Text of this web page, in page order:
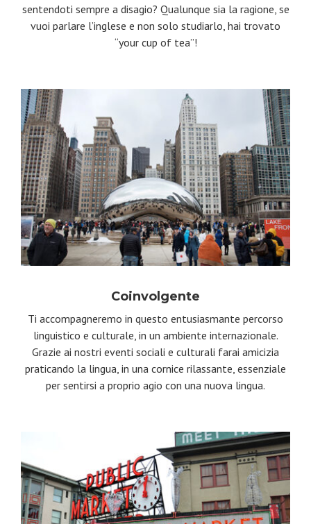
sentendoti sempre a disagio? Qualunque sia la ragione, se
vuoi parlare l’inglese e non solo studiarlo, hai trovato
“your cup of tea”!
Coinvolgente
Ti accompagneremo in questo entusiasmante percorso
linguistico e culturale, in un ambiente internazionale.
Grazie ai nostri eventi sociali e culturali farai amicizia
praticando la lingua, in una cornice rilassante, essenziale
per sentirsi a proprio agio con una nuova lingua.